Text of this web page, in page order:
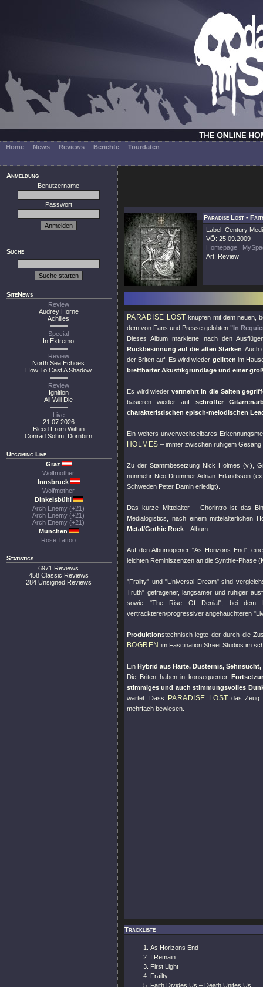
Home News Reviews Berichte Tourdaten
Anmeldung
Benutzername
Passwort
Suche
SiteNews
Review
Audrey Horne
Achilles
Special
In Extremo
Review
North Sea Echoes
How To Cast A Shadow
Review
Ignition
All Will Die
Live
21.07.2026
Bleed From Within
Conrad Sohm, Dornbirn
Upcoming Live
Graz
Wolfmother
Innsbruck
Wolfmother
Dinkelsbühl
Arch Enemy (+21)
Arch Enemy (+21)
Arch Enemy (+21)
München
Rose Tattoo
Statistics
6971 Reviews
458 Classic Reviews
284 Unsigned Reviews
Paradise Lost -
Label: Century
VÖ: 25.09.2009
Homepage |
Art: Review
PARADISE LOST knüpfen mit dem neuen,
dem von Fans und Presse gelobten "In
Dieses Album markierte nach den
Rückbesinnung auf die alten Stärken .
der Briten auf. Es wird wieder gelitten im
brettharter Akustikgrundlage und einer
Es wird wieder vermehrt in die Saiten
basieren wieder auf schroffer
charakteristischen episch-melodischen
Ein weiters unverwechselbares
HOLMES – immer zwischen ruhigem
Zu der Stammbesetzung Nick Holmes (v.),
nunmehr Neo-Drummer Adrian Erlandsson
Schweden Peter Damin erledigt).
Das kurze Mittelalter – Chorintro ist das
Medialogistics, nach einem
Metal/Gothic Rock – Album.
Auf den Albumopener"As Horizons End",
leichten Reminiszenzen an die Synthie-Phase
"Frailty" und"Universal Dream"sind
Truth" getragener, langsamer und ruhiger
sowie "The Rise Of Denial" , bei dem
vertrackteren/progressiver angehauchteren
Produktionstechnisch legte der durch die
BOGREN im Fascination Street Studios im
Ein Hybrid aus Härte, Düsternis, Sehnsucht,
Die Briten haben in konsequenter
stimmiges und auch stimmungsvolles
wartet. Dass
PARADISE LOST das Zeug
mehrfach bewiesen.
Trackliste
As Horizons End
I Remain
First Light
Frailty
Faith Divides Us – Death Unites Us